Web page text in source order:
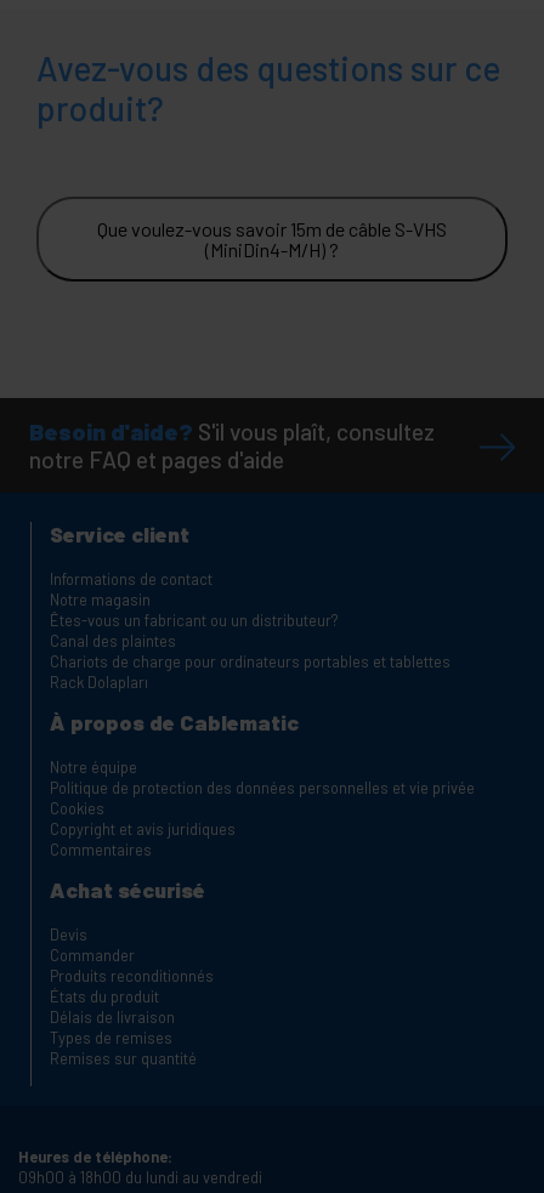
Avez-vous des questions sur ce
produit?
Que voulez-vous savoir 15m de câble S-VHS
(MiniDin4-M/H) ?
Besoin d'aide? S'il vous plaît, consultez
notre FAQ et pages d'aide
Service client
Informations de contact
Notre magasin
Êtes-vous un fabricant ou un distributeur?
Canal des plaintes
Chariots de charge pour ordinateurs portables et tablettes
Rack Dolapları
À propos de Cablematic
Notre équipe
Politique de protection des données personnelles et vie privée
Cookies
Copyright et avis juridiques
Commentaires
Achat sécurisé
Devis
Commander
Produits reconditionnés
États du produit
Délais de livraison
Types de remises
Remises sur quantité
Heures de téléphone:
09h00 à 18h00 du lundi au vendredi